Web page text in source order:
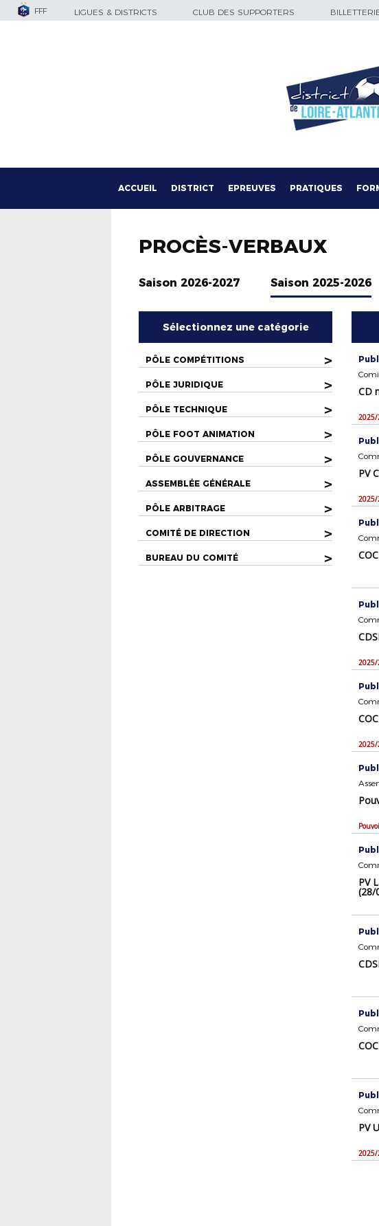
FFF LIGUES & DISTRICTS CLUB DES SUPPORTERS
ACCUEIL DISTRICT EPREUVES PRATIQUES
PROCÈS-VERBAUX
Saison 2026-2027 Saison 2025-2026
Sélectionnez une catégorie
PÔLE COMPÉTITIONS >
PÔLE JURIDIQUE >
PÔLE TECHNIQUE >
PÔLE FOOT ANIMATION >
PÔLE GOUVERNANCE >
ASSEMBLÉE GÉNÉRALE >
PÔLE ARBITRAGE >
COMITÉ DE DIRECTION >
BUREAU DU COMITÉ >
CD
PV
PV
(28/
PV